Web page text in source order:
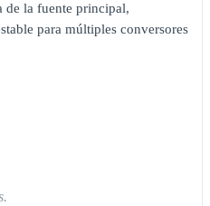
de la fuente principal,
para múltiples conversores